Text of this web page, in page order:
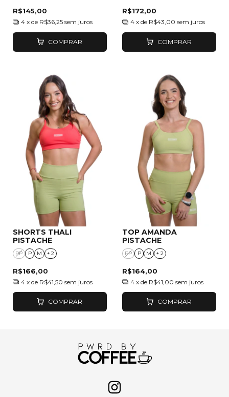
R$145,00
4 x de R$36,25 sem juros
COMPRAR
R$172,00
4 x de R$43,00 sem juros
COMPRAR
SHORTS THALI
PISTACHE
PP P M + 2
R$166,00
4 x de R$41,50 sem juros
COMPRAR
TOP AMANDA
PISTACHE
PP P M + 2
R$164,00
4 x de R$41,00 sem juros
COMPRAR